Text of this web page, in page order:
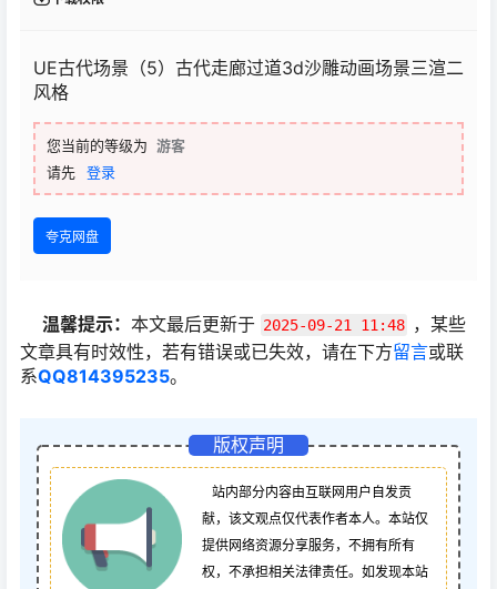
UE古代场景（5）古代走廊过道3d沙雕动画场景三渲二
风格
您当前的等级为 游客
请先
登录
夸克网盘
温馨提示： 本文最后更新于 2025-09-21 11:48 ，某些
文章具有时效性，若有错误或已失效，请在下方留言或联
系QQ814395235。
版权声明
站内部分内容由互联网用户自发贡
献，该文观点仅代表作者本人。本站仅
提供网络资源分享服务，不拥有所有
权，不承担相关法律责任。如发现本站